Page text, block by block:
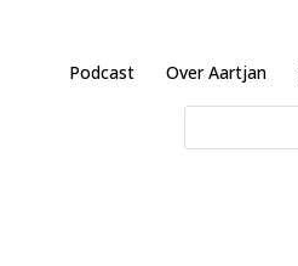
Podcast Over Aartjan